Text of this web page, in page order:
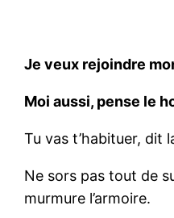
Je veux rejoindre
Moi aussi, pense le
Tu vas t’habituer, dit
Ne sors pas tout de
murmure l’armoire.